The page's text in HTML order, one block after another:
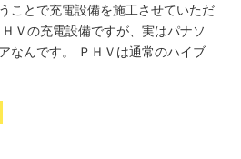
ことで充電設備を施工させていただ
Ｖの充電設備ですが、実はパナソ
なんです。 ＰＨＶは通常のハイブ